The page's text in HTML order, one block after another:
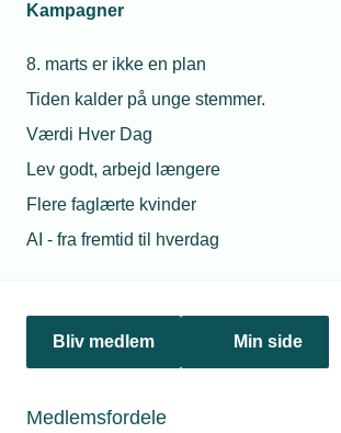
Kampagner
8. marts er ikke en plan
Tiden kalder på unge stemmer.
Værdi Hver Dag
Lev godt, arbejd længere
Flere faglærte kvinder
AI - fra fremtid til hverdag
Bliv medlem Min side
Medlemsfordele
Politik & analyse
jura@tekniq.dk
tekniq@tekniq.dk
Fredag fra kl. 8:00 til 15:00